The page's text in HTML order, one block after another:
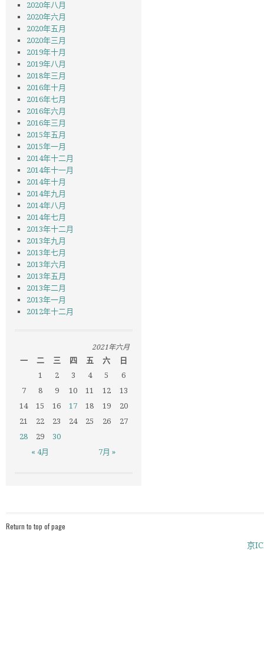
2020年八月
2020年六月
2020年五月
2020年三月
2019年十月
2019年八月
2018年三月
2016年十月
2016年七月
2016年六月
2016年三月
2015年五月
2015年一月
2014年十二月
2014年十一月
2014年十月
2014年九月
2014年八月
2014年七月
2013年十二月
2013年九月
2013年七月
2013年六月
2013年五月
2013年二月
2013年一月
2012年十二月
2021年六月
一 二 三 四 五 六 日
« 4月 7月 »
1 2 3 4 5
6
7
8 9 10 11 12
13
14
15 16 17 18 19
20
21
22 23 24 25 26
27
28
29 30
Return to top of page
京